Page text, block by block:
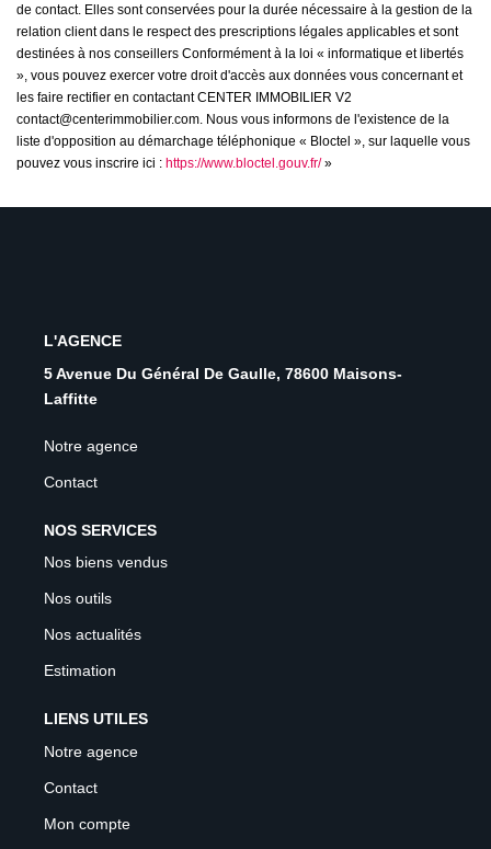
de contact. Elles sont conservées pour la durée nécessaire à la gestion de la
relation client dans le respect des prescriptions légales applicables et sont
destinées à nos conseillers Conformément à la loi « informatique et libertés
», vous pouvez exercer votre droit d'accès aux données vous concernant et
les faire rectifier en contactant CENTER IMMOBILIER V2
contact@centerimmobilier.com. Nous vous informons de l'existence de la
liste d'opposition au démarchage téléphonique « Bloctel », sur laquelle vous
pouvez vous inscrire ici : https://www.bloctel.gouv.fr/»
L'AGENCE
5 Avenue Du Général De Gaulle, 78600 Maisons-
Laffitte
Notre agence
Contact
NOS SERVICES
Nos biens vendus
Nos outils
Nos actualités
Estimation
LIENS UTILES
Notre agence
Contact
Mon compte